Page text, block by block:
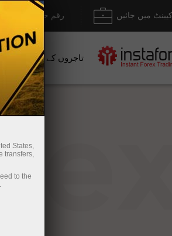
رقم جمع کروانا / کیبنٹ میں جائیں
تاجروں کے لیے
States,
transfers,
to the